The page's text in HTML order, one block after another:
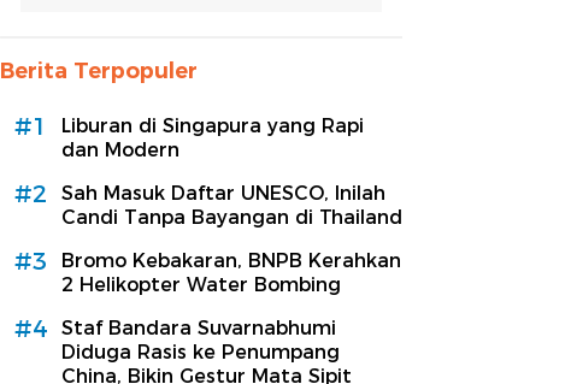
Berita Terpopuler
#1
Liburan di Singapura yang Rapi
dan Modern
#2
Sah Masuk Daftar UNESCO, Inilah
Candi Tanpa Bayangan di Thailand
#3
Bromo Kebakaran, BNPB Kerahkan
2 Helikopter Water Bombing
#4
Staf Bandara Suvarnabhumi
Diduga Rasis ke Penumpang
China, Bikin Gestur Mata Sipit